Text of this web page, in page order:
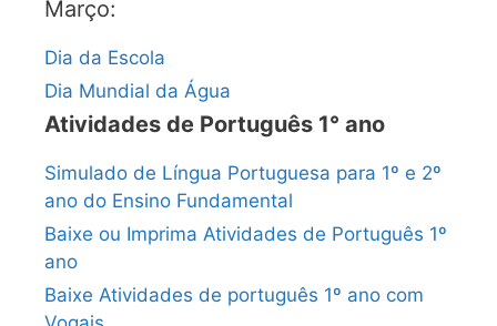
Março:
Dia da Escola
Dia Mundial da Água
Atividades de Português 1° ano
Simulado de Língua Portuguesa para 1º e 2º
ano do Ensino Fundamental
Baixe ou Imprima Atividades de Português 1º
ano
Baixe Atividades de português 1º ano com